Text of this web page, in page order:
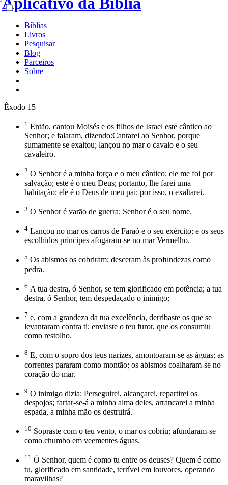
Bíblias
Livros
Pesquisar
Blog
Parceiros
Sobre
Êxodo 15
1 Então, cantou Moisés e os filhos de Israel este cântico ao
Senhor; e falaram, dizendo:Cantarei ao Senhor, porque
sumamente se exaltou; lançou no mar o cavalo e o seu
cavaleiro.
2 O Senhor é a minha força e o meu cântico; ele me foi por
salvação; este é o meu Deus; portanto, lhe farei uma
habitação; ele é o Deus de meu pai; por isso, o exaltarei.
3 O Senhor é varão de guerra; Senhor é o seu nome.
4 Lançou no mar os carros de Faraó e o seu exército; e os seus
escolhidos príncipes afogaram-se no mar Vermelho.
5 Os abismos os cobriram; desceram às profundezas como
pedra.
6 A tua destra, ó Senhor, se tem glorificado em potência; a tua
destra, ó Senhor, tem despedaçado o inimigo;
7 e, com a grandeza da tua excelência, derribaste os que se
levantaram contra ti; enviaste o teu furor, que os consumiu
como restolho.
8 E, com o sopro dos teus narizes, amontoaram-se as águas; as
correntes pararam como montão; os abismos coalharam-se no
coração do mar.
9 O inimigo dizia: Perseguirei, alcançarei, repartirei os
despojos; fartar-se-á a minha alma deles, arrancarei a minha
espada, a minha mão os destruirá.
10 Sopraste com o teu vento, o mar os cobriu; afundaram-se
como chumbo em veementes águas.
11 Ó Senhor, quem é como tu entre os deuses? Quem é como
tu, glorificado em santidade, terrível em louvores, operando
maravilhas?